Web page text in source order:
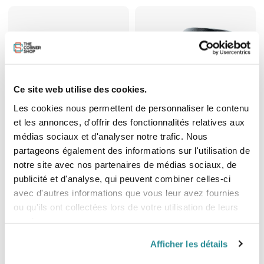
Ce site web utilise des cookies.
Les cookies nous permettent de personnaliser le contenu
et les annonces, d'offrir des fonctionnalités relatives aux
médias sociaux et d'analyser notre trafic. Nous
partageons également des informations sur l'utilisation de
notre site avec nos partenaires de médias sociaux, de
publicité et d'analyse, qui peuvent combiner celles-ci
avec d'autres informations que vous leur avez fournies
ou qu'ils ont collectées lors de votre utilisation de leurs
Afficher les détails
Pads / Straps Lieuwe Pro pads
Prix
174,95 €
Pads / Straps North Flex Pro TT
Bindings 2024-2025
Prix
229,00 €